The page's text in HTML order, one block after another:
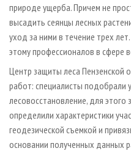
природе ущерба. Причем не
высадить сеянцы лесных
уход за ними в течение трех
этому профессионалов в сфере
Центр защиты леса Пензенской
работ: специалисты подобрали
лесовосстановление, для
определили характеристики
геодезической съемкой и
основании полученных данных